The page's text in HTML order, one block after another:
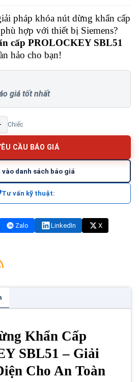
pháp khóa nút dừng khẩn cấp
hợp với thiết bị Siemens?
cấp PROLOCKEY SBL51
hảo cho bạn!
giá tốt nhất
Chiếc
CẦU BÁO GIÁ
vào danh sách báo giá
Tư vấn kỹ thuật:
Zalo LinkedIn
X
Khẩn Cấp
SBL51 – Giải
Cho An Toàn